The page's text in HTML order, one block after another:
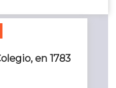
en 1783